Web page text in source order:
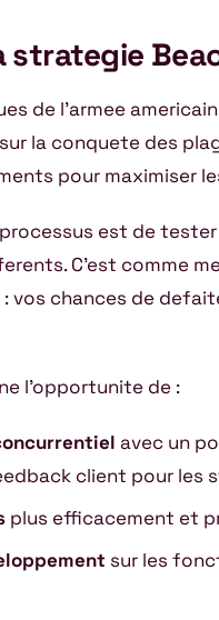
strategie
de l’armee
la conquete des
pour maximiser
est de
C’est comme
vos chances de
l’opportunite de :
avec un
client pour
plus efficacement et
sur les